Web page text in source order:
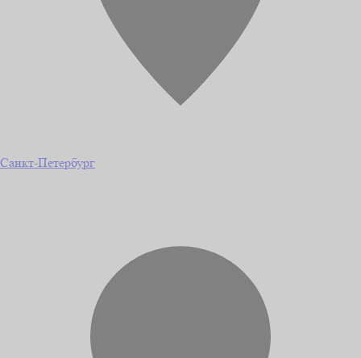
Санкт-Петербург